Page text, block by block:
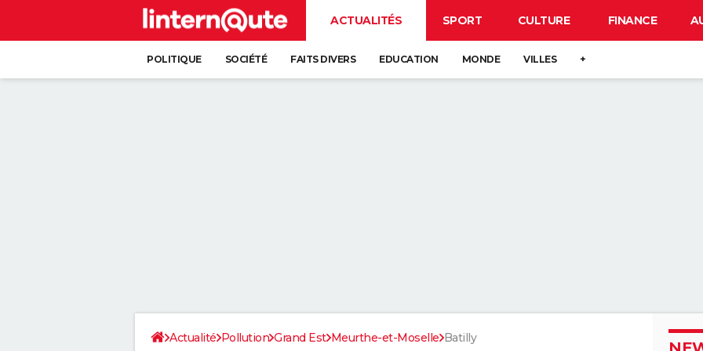
ACTUALITÉS SPORT CULTURE FINANCE
POLITIQUE SOCIÉTÉ FAITS DIVERS EDUCATION MONDE VILLES +
Actualité Pollution Grand Est Meurthe-et-Moselle Batilly